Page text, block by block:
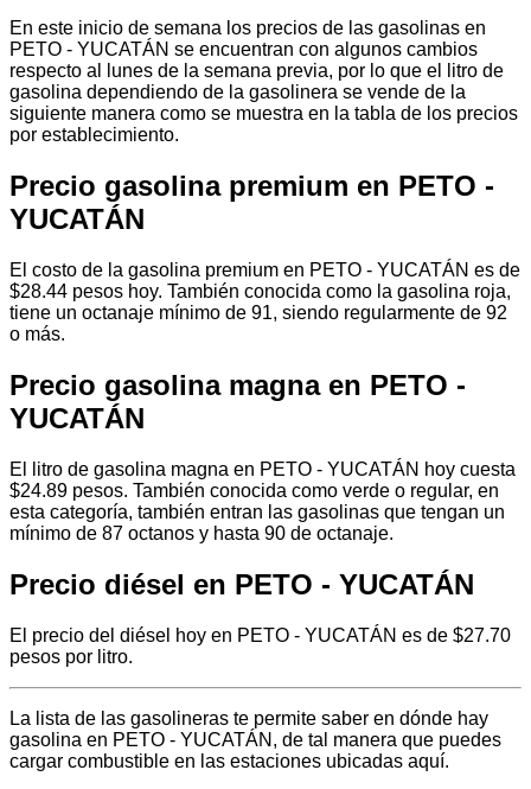
En este inicio de semana los precios de las gasolinas en
PETO - YUCATÁN se encuentran con algunos cambios
respecto al lunes de la semana previa, por lo que el litro de
gasolina dependiendo de la gasolinera se vende de la
siguiente manera como se muestra en la tabla de los precios
por establecimiento.
Precio gasolina premium en PETO -
YUCATÁN
El costo de la gasolina premium en PETO - YUCATÁN es de
$28.44 pesos hoy. También conocida como la gasolina roja,
tiene un octanaje mínimo de 91, siendo regularmente de 92
o más.
Precio gasolina magna en PETO -
YUCATÁN
El litro de gasolina magna en PETO - YUCATÁN hoy cuesta
$24.89 pesos. También conocida como verde o regular, en
esta categoría, también entran las gasolinas que tengan un
mínimo de 87 octanos y hasta 90 de octanaje.
Precio diésel en PETO - YUCATÁN
El precio del diésel hoy en PETO - YUCATÁN es de $27.70
pesos por litro.
La lista de las gasolineras te permite saber en dónde hay
gasolina en PETO - YUCATÁN, de tal manera que puedes
cargar combustible en las estaciones ubicadas aquí.